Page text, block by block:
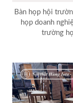
Bàn họp hội
họp doanh
trường